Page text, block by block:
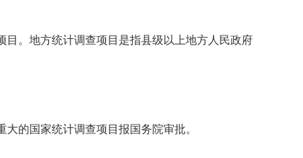
。地方统计调查项目是指县级以上地方人民政府
的国家统计调查项目报国务院审批。